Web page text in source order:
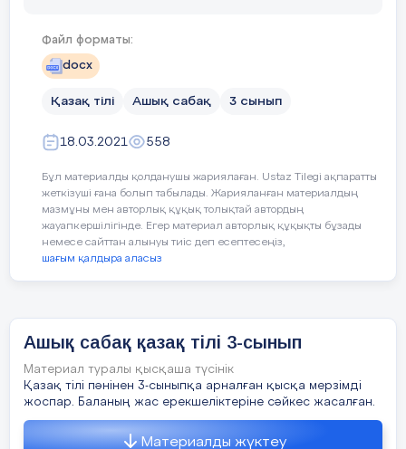
2 минут
3 минут
Қиналмайды талып бел:
Қазақстан – Алып ел!
Өлең мазмұны қай мерекеге сәйкес
келеді?
«Ынтымақ күні» деп аталды?
1. Ырыс алды – ынтымақ.
Файл форматы:
docx
Қазақ тілі Ашық сабақ 3 сынып
18.03.2021 558
Бұл материалды қолданушы жариялаған. Ustaz Tilegi ақпаратты
жеткізуші ғана болып табылады. Жарияланған материалдың
мазмұны мен авторлық құқық толықтай автордың
жауапкершілігінде. Егер материал авторлық құқықты бұзады
немесе сайттан алынуы тиіс деп есептесеңіз,
шағым қалдыра аласыз
Ашық сабақ қазақ тілі 3-сынып
Материал туралы қысқаша түсінік
Қазақ тілі пәнінен 3-сыныпқа арналған қысқа мерзімді
жоспар. Баланың жас ерекшеліктеріне сәйкес жасалған.
Материалды жүктеу